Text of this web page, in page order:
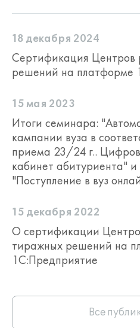
устанавливать
(пограничные)
контролировать
на стороне
настраивать
атрибуты и
вкладках — всё
пользователя.
Вести групповой
использовать одну
нескольких
объектов
объекта
имущества,
имущества.
Функционал
18 декабря 2024
Сертификация Центров
решений на платформе
15 мая 2023
Итоги семинара:
кампании вуза в
приема 23/24 г..
кабинет абитуриента" и
"Поступление в вуз
15 декабря 2022
О сертификации
тиражных решений на
1С:Предприятие
Все